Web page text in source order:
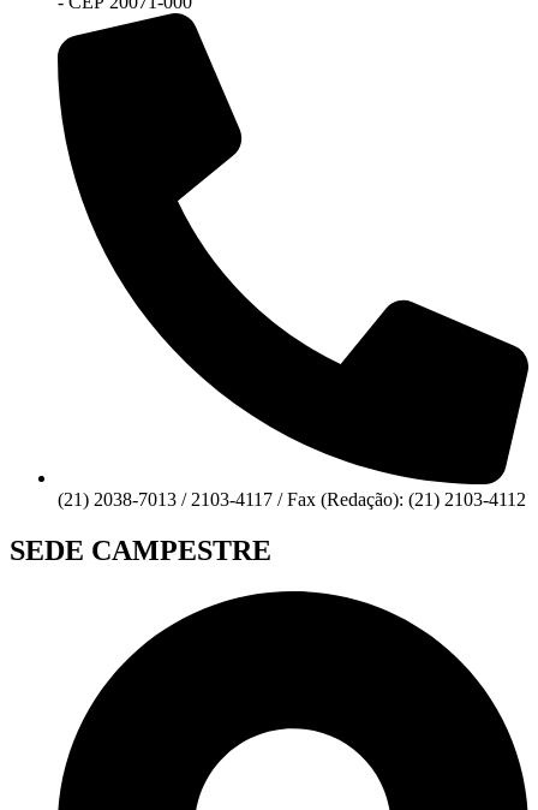
(21) 2038-7013 / 2103-4117 / Fax (Redação): (21) 2103-4112
SEDE CAMPESTRE